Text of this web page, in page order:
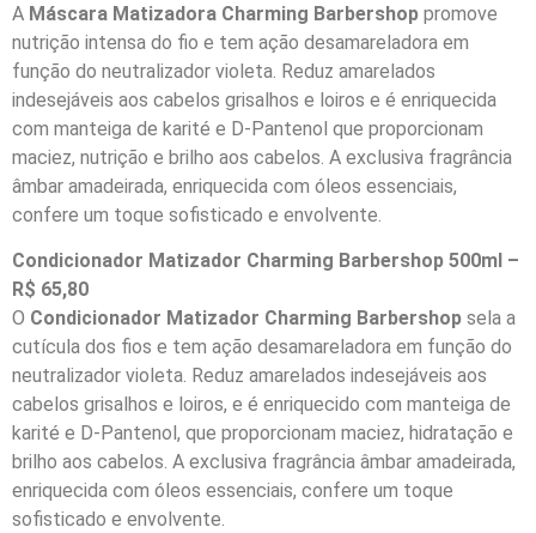
A Máscara Matizadora Charming Barbershop promove
nutrição intensa do fio e tem ação desamareladora em
função do neutralizador violeta. Reduz amarelados
indesejáveis aos cabelos grisalhos e loiros e é enriquecida
com manteiga de karité e D-Pantenol que proporcionam
maciez, nutrição e brilho aos cabelos. A exclusiva fragrância
âmbar amadeirada, enriquecida com óleos essenciais,
confere um toque sofisticado e envolvente.
Condicionador Matizador Charming Barbershop 500ml –
R$ 65,80
O Condicionador Matizador Charming Barbershop sela a
cutícula dos fios e tem ação desamareladora em função do
neutralizador violeta. Reduz amarelados indesejáveis aos
cabelos grisalhos e loiros, e é enriquecido com manteiga de
karité e D-Pantenol, que proporcionam maciez, hidratação e
brilho aos cabelos. A exclusiva fragrância âmbar amadeirada,
enriquecida com óleos essenciais, confere um toque
sofisticado e envolvente.